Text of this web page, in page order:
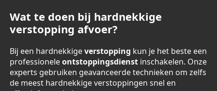
Wat te doen bij hardnekkige
verstopping afvoer?
Bij een hardnekkigeverstopping kun je het beste een
professioneleontstoppingsdienst inschakelen. Onze
experts gebruiken geavanceerde technieken om zelfs
de meest hardnekkige verstoppingen snel en